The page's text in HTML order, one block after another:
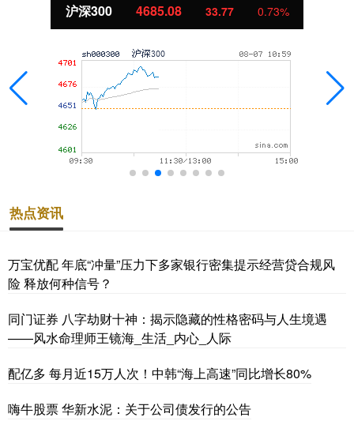
沪深300 4685.08 33.77 0.73%
热点资讯
万宝优配 年底“冲量”压力下多家银行密集提示经营贷合规风
险 释放何种信号？
同门证券 八字劫财十神：揭示隐藏的性格密码与人生境遇
——风水命理师王镜海_生活_内心_人际
配亿多 每月近15万人次！中韩“海上高速”同比增长80%
嗨牛股票 华新水泥：关于公司债发行的公告